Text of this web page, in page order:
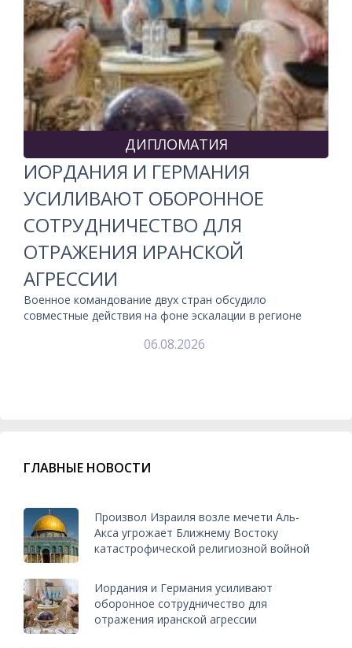
ДИПЛОМАТИЯ
ИОРДАНИЯ И ГЕРМАНИЯ
УСИЛИВАЮТ ОБОРОННОЕ
СОТРУДНИЧЕСТВО ДЛЯ
ОТРАЖЕНИЯ ИРАНСКОЙ
АГРЕССИИ
Военное командование двух стран обсудило
совместные действия на фоне эскалации в регионе
06.08.2026
ГЛАВНЫЕ НОВОСТИ
Произвол Израиля возле мечети Аль-
Акса угрожает Ближнему Востоку
катастрофической религиозной войной
Иордания и Германия усиливают
оборонное сотрудничество для
отражения иранской агрессии